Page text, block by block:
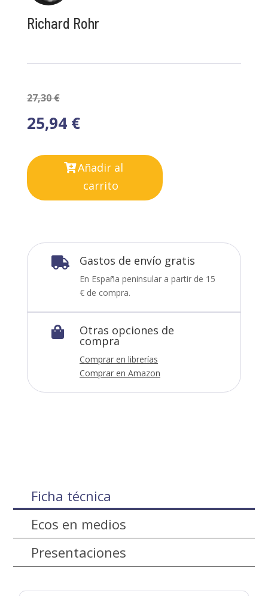
Richard Rohr
27,30€
25,94 €
Añadir al
carrito
 Gastos de envío gratis
En España peninsular a partir de 15
€ de compra.
 Otras opciones de
compra
Comprar en librerías
Comprar en Amazon
Ficha técnica
Ecos en medios
Presentaciones